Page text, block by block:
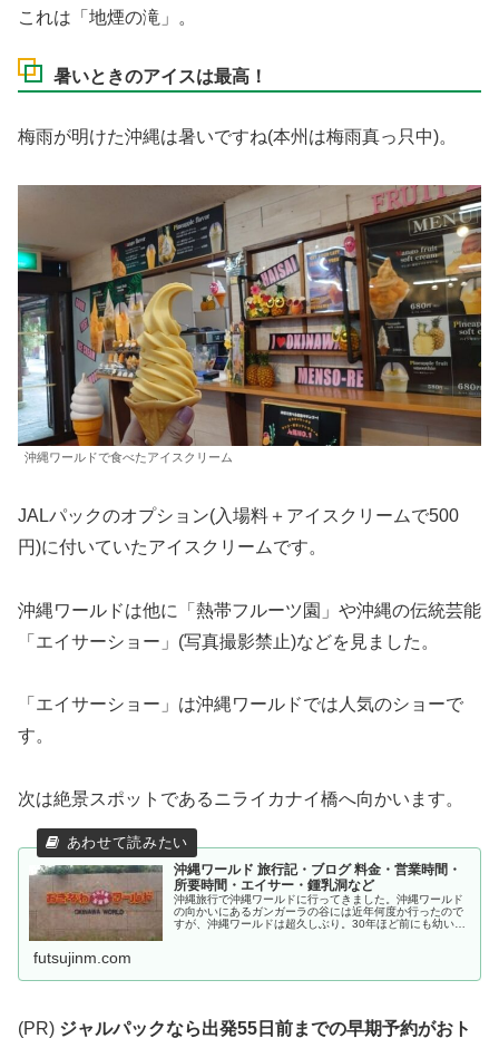
これは「地煙の滝」。
暑いときのアイスは最高！
梅雨が明けた沖縄は暑いですね(本州は梅雨真っ只中)。
沖縄ワールドで食べたアイスクリーム
JALパックのオプション(入場料＋アイスクリームで500
円)に付いていたアイスクリームです。
沖縄ワールドは他に「熱帯フルーツ園」や沖縄の伝統芸能
「エイサーショー」(写真撮影禁止)などを見ました。
「エイサーショー」は沖縄ワールドでは人気のショーで
す。
次は絶景スポットであるニライカナイ橋へ向かいます。
沖縄ワールド 旅行記・ブログ 料金・営業時間・
所要時間・エイサー・鍾乳洞など
沖縄旅行で沖縄ワールドに行ってきました。沖縄ワールド
の向かいにあるガンガーラの谷には近年何度か行ったので
すが、沖縄ワールドは超久しぶり。30年ほど前にも幼い子
futsujinm.com
(PR) ジャルパックなら出発55日前までの早期予約がおト